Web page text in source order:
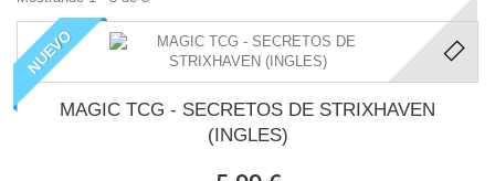
NUEVO
MAGIC TCG - SECRETOS DE STRIXHAVEN
(INGLES)